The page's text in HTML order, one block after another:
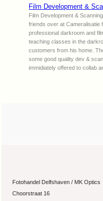
Film Development &
Film Development &
friends over at Cameralisatie
professional darkroom and
teaching classes in the
customers from his home.
some good quality dev &
immidiately offered to collab
Fotohandel Delfshaven / MK Optics
Choorstraat 16